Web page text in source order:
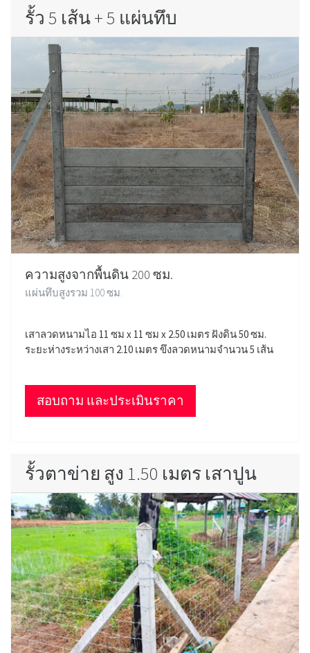
รั้ว 5 เส้น + 5 แผ่นทึบ
ความสูงจากพื้นดิน 200 ซม.
แผ่นทึบสูงรวม 100 ซม.
เสาลวดหนามไอ 11 ซม x 11 ซม x 2.50 เมตร ฝังดิน 50 ซม.
ระยะห่างระหว่างเสา 2.10 เมตร ขึงลวดหนามจำนวน 5 เส้น
สอบถาม และประเมินราคา
รั้วตาข่าย สูง 1.50 เมตร เสาปูน